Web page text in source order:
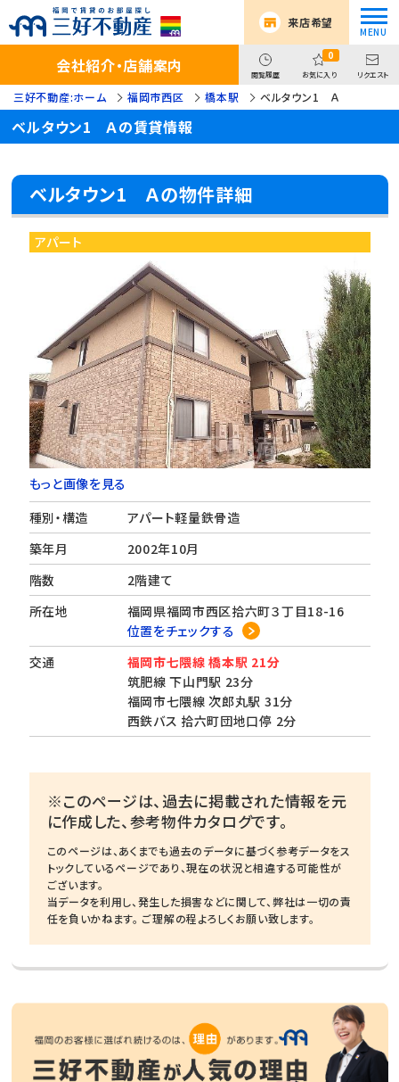
来店希望
会社紹介・店舗案内 閲覧履歴
0
お気に入り リクエスト
三好不動産:ホーム 福岡市西区 橋本駅 ベルタウン1 Ａ
ベルタウン1 Ａの賃貸情報
ベルタウン1 Ａの物件詳細
アパート
もっと画像を見る
種別・構造
アパート軽量鉄骨造
築年月
2002年10月
階数
2階建て
所在地
福岡県福岡市西区拾六町３丁目18-16
位置をチェックする
交通
福岡市七隈線 橋本駅 21分
筑肥線 下山門駅 23分
福岡市七隈線 次郎丸駅 31分
西鉄バス 拾六町団地口停 2分
※このページは、過去に掲載された情報を元
に作成した、参考物件カタログです。
このページは、あくまでも過去のデータに基づく参考データをス
トックしているページであり、現在の状況と相違する可能性が
ございます。
当データを利用し、発生した損害などに関して、弊社は一切の責
任を負いかねます。 ご理解の程よろしくお願い致します。